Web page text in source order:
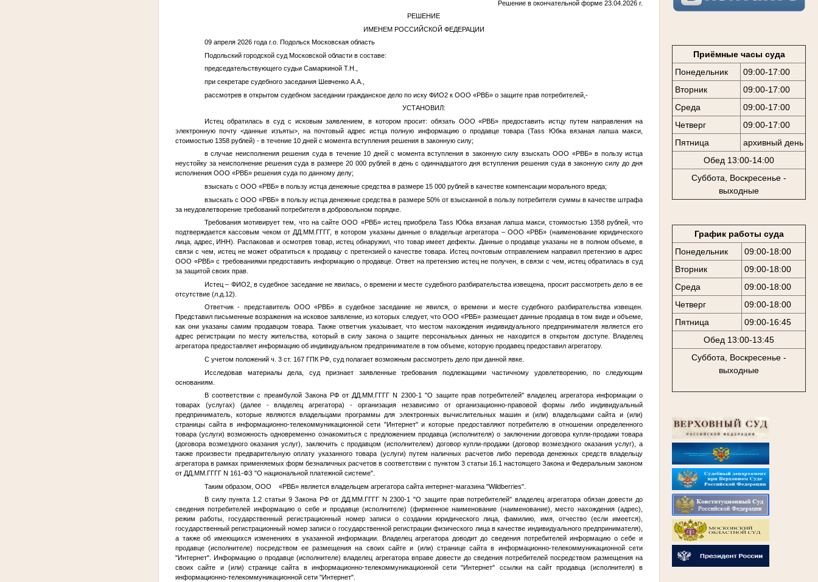
Приёмные часы суда
Понедельник
09:00-17:00
Вторник
09:00-17:00
Среда
09:00-17:00
Четверг
09:00-17:00
Пятница
архивный день
Обед 13:00-14:00
Суббота, Воскресенье -
выходные
График работы суда
Понедельник
09:00-18:00
Вторник
09:00-18:00
Среда
09:00-18:00
Четверг
09:00-18:00
Пятница
09:00-16:45
Обед 13:00-13:45
Суббота, Воскресенье -
выходные
Решение в окончательной форме 23.04.2026 г.
РЕШЕНИЕ
ИМЕНЕМ РОССИЙСКОЙ ФЕДЕРАЦИИ
09 апреля 2026 года г.о. Подольск Московская область
Подольский городской суд Московской области в составе:
председательствующего судьи Самаркиной Т.Н.,
при секретаре судебного заседания Шевченко А.А.,
рассмотрев в открытом судебном заседании гражданское дело по иску ФИО2к ООО «РВБ» о защите прав потребителей,-
УСТАНОВИЛ:
Истец обратилась в суд с исковым заявлением, в котором просит: обязать ООО «РВБ» предоставить истцу путем направления на
электронную почту<данные изъяты>, на почтовый адрес истца полную информацию о продавце товара (Tass Юбка вязаная лапша макси,
стоимостью 1358 рублей) - в течение 10 дней с момента вступления решения в законную силу;
в случае неисполнения решения суда в течение 10 дней с момента вступления в законную силу взыскать ООО «РВБ» в пользу истца
неустойку за неисполнение решения суда в размере 20 000 рублей в день с одиннадцатого дня вступления решения суда в законную силу до дня
исполнения ООО «РВБ» решения суда по данному делу;
взыскать с ООО «РВБ» в пользу истца денежные средства в размере 15 000 рублей в качестве компенсации морального вреда;
взыскать с ООО «РВБ» в пользу истца денежные средства в размере 50% от взысканной в пользу потребителя суммы в качестве штрафа
за неудовлетворение требований потребителя в добровольном порядке.
Требования мотивирует тем, что на сайте ООО «РВБ» истец приобрела Tass Юбка вязаная лапша макси, стоимостью 1358 рублей, что
подтверждается кассовым чеком от ДД.ММ.ГГГГ, в котором указаны данные о владельце агрегатора – ООО «РВБ» (наименование юридического
лица, адрес, ИНН). Распаковав и осмотрев товар, истец обнаружил, что товар имеет дефекты. Данные о продавце указаны не в полном объеме, в
связи с чем, истец не может обратиться к продавцу с претензией о качестве товара. Истец почтовым отправлением направил претензию в адрес
ООО «РВБ» с требованиями предоставить информацию о продавце. Ответ на претензию истец не получен, в связи с чем, истец обратилась в суд
за защитой своих прав.
Истец – ФИО2, в судебное заседание не явилась, о времени и месте судебного разбирательства извещена, просит рассмотреть дело в ее
отсутствие (л.д.12).
Ответчик - представитель ООО «РВБ» в судебное заседание не явился, о времени и месте судебного разбирательства извещен.
Представил письменные возражения на исковое заявление, из которых следует, что ООО «РВБ» размещает данные продавца в том виде и объеме,
как они указаны самим продавцом товара. Также ответчик указывает, что местом нахождения индивидуального предпринимателя является его
адрес регистрации по месту жительства, который в силу закона о защите персональных данных не находится в открытом доступе. Владелец
агрегатора предоставляет информацию об индивидуальном предпринимателе в том объеме, которую продавец предоставил агрегатору.
С учетом положений ч. 3 ст. 167 ГПК РФ, суд полагает возможным рассмотреть дело при данной явке.
Исследовав материалы дела, суд признает заявленные требования подлежащими частичному удовлетворению, по следующим
основаниям.
В соответствии с преамбулой Закона РФ от ДД.ММ.ГГГГ N 2300-1 "О защите прав потребителей" владелец агрегатора информации о
товарах (услугах) (далее - владелец агрегатора) - организация независимо от организационно-правовой формы либо индивидуальный
предприниматель, которые являются владельцами программы для электронных вычислительных машин и (или) владельцами сайта и (или)
страницы сайта в информационно-телекоммуникационной сети "Интернет" и которые предоставляют потребителю в отношении определенного
товара (услуги) возможность одновременно ознакомиться с предложением продавца (исполнителя) о заключении договора купли-продажи товара
(договора возмездного оказания услуг), заключить с продавцом (исполнителем) договор купли-продажи (договор возмездного оказания услуг), а
также произвести предварительную оплату указанного товара (услуги) путем наличных расчетов либо перевода денежных средств владельцу
агрегатора в рамках применяемых форм безналичных расчетов в соответствии с пунктом 3 статьи 16.1 настоящего Закона и Федеральным законом
от ДД.ММ.ГГГГN 161-ФЗ "О национальной платежной системе".
Таким образом, ООО «РВБ» является владельцем агрегатора сайта интернет-магазина "Wildberries".
В силу пункта 1.2 статьи 9 Закона РФ от ДД.ММ.ГГГГN 2300-1 "О защите прав потребителей" владелец агрегатора обязан довести до
сведения потребителей информацию о себе и продавце (исполнителе) (фирменное наименование (наименование), место нахождения (адрес),
режим работы, государственный регистрационный номер записи о создании юридического лица, фамилию, имя, отчество (если имеется),
государственный регистрационный номер записи о государственной регистрации физического лица в качестве индивидуального предпринимателя),
а также об имеющихся изменениях в указанной информации. Владелец агрегатора доводит до сведения потребителей информацию о себе и
продавце (исполнителе) посредством ее размещения на своих сайте и (или) странице сайта в информационно-телекоммуникационной сети
"Интернет". Информацию о продавце (исполнителе) владелец агрегатора вправе довести до сведения потребителей посредством размещения на
своих сайте и (или) странице сайта в информационно-телекоммуникационной сети "Интернет" ссылки на сайт продавца (исполнителя) в
информационно-телекоммуникационной сети "Интернет".